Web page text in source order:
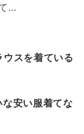
…
ウスを着ている
安い服着てな